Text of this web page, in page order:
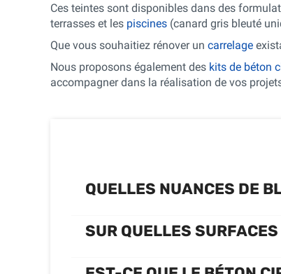
Ces teintes sont disponibles dans des
terrasses et les piscines (canard gris bleuté
Que vous souhaitiez rénover un carrelage
Nous proposons également des kits de béton
accompagner dans la réalisation de vos
QUELLES NUANCES DE
SUR QUELLES